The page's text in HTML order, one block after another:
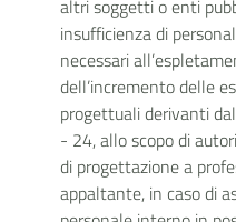
altri soggetti o enti
insufficienza di
necessari
dell’incremento delle
progettuali derivanti
- 24, allo scopo di
di progettazione a
appaltante, in caso di